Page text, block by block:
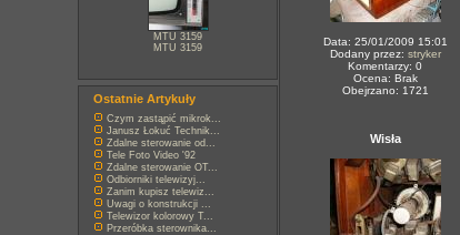
MTU 3159
MTU 3159
Ostatnie Artykuły
Czym zastąpić mikrok...
Janusz Łokuć Technik...
Zdalne sterowanie od...
Tele Foto Video '92
Zdalne sterowanie OT...
Odbiorniki telewizyj...
Zanim kupisz telewiz...
Uwagi o konstrukcji ...
Telewizor kolorowy T...
Przeróbka sterownika...
Data: 25/01/2009 15:01
Dodany przez: stryker
Komentarzy: 0
Ocena: Brak
Obejrzano: 1721
Wisła